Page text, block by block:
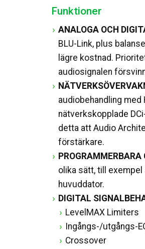
Funktioner
ANALOGA OCH
BLU-Link, plus
lägre kostnad.
audiosignalen
audiobehandling med
nätverkskopplade
detta att Audio
förstärkare.
olika sätt, till
huvuddator.
DIGITAL
LevelMAX Limiters
Ingångs-/utgångs-
Crossover